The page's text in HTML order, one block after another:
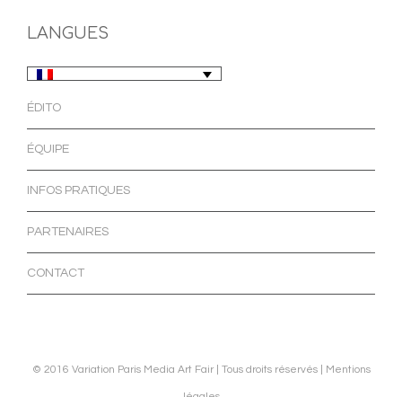
LANGUES
ÉDITO
ÉQUIPE
INFOS PRATIQUES
PARTENAIRES
CONTACT
© 2016 Variation Paris Media Art Fair | Tous droits réservés | Mentions